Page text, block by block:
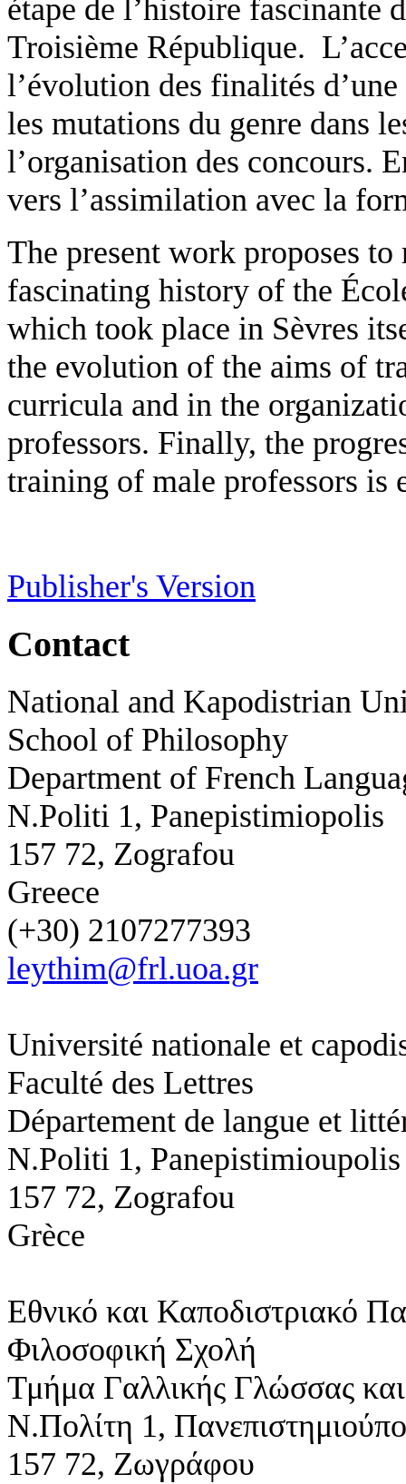
étape de l’histoire fascinante
Troisième République.
l’évolution des finalités
les mutations du genre dans
l’organisation des concours.
vers l’assimilation avec la
The present work proposes
fascinating history of the
which took place in Sèvres
the evolution of the aims of
curricula and in the
professors. Finally, the
training of male professors is
Publisher's Version
Contact
National and Kapodistrian
School of Philosophy
Department of French
N.Politi 1, Panepistimiopolis
157 72, Zografou
Greece
(+30) 2107277393
leythim@frl.uoa.gr
Université nationale et
Faculté des Lettres
Département de langue et
N.Politi 1, Panepistimioupolis
157 72, Zografou
Grèce
Εθνικό και Καποδιστριακό
Φιλοσοφική Σχολή
Τμήμα Γαλλικής Γλώσσας
Ν.Πολίτη 1,
157 72, Ζωγράφου